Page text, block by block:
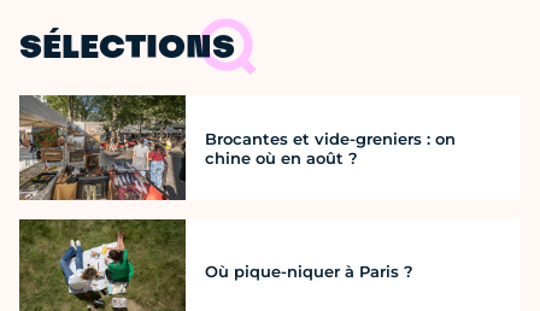
SÉLECTIONS
Brocantes et vide-greniers : on
chine où en août ?
Où pique-niquer à Paris ?